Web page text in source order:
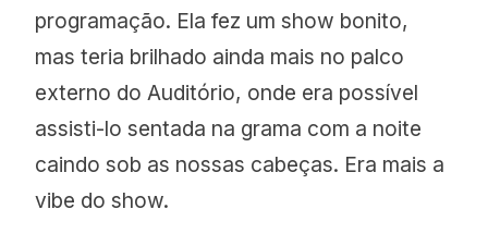
programação. Ela fez um show bonito,
mas teria brilhado ainda mais no palco
externo do Auditório, onde era possível
assisti-lo sentada na grama com a noite
caindo sob as nossas cabeças. Era mais a
vibe do show.